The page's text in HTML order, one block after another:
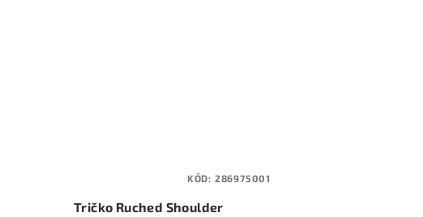
Tričko Ruched Shoulder
KÓD: 286975001